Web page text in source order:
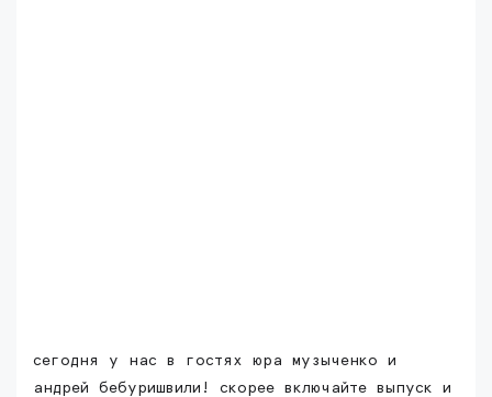
сегодня у нас в гостях юра музыченко и
андрей бебуришвили! скорее включайте выпуск и